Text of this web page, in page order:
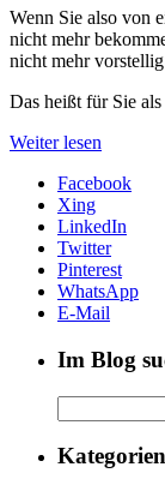
Wenn Sie also von
nicht mehr
nicht mehr
Das heißt für Sie
Weiter lesen
Facebook
Xing
LinkedIn
Twitter
Pinterest
WhatsApp
E-Mail
Im Blog
Kategorien